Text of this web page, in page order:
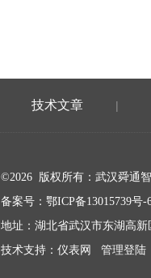
技术文章 |
©2026 版权所有：武汉舜通
备案号： 鄂ICP备13015739号-
地址：湖北省武汉市东湖高
技术支持： 仪表网 管理登陆